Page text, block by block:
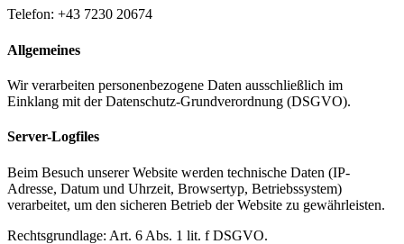
Telefon: +43 7230 20674
Allgemeines
Wir verarbeiten personenbezogene Daten ausschließlich im
Einklang mit der Datenschutz-Grundverordnung (DSGVO).
Server-Logfiles
Beim Besuch unserer Website werden technische Daten (IP-
Adresse, Datum und Uhrzeit, Browsertyp, Betriebssystem)
verarbeitet, um den sicheren Betrieb der Website zu gewährleisten.
Rechtsgrundlage: Art. 6 Abs. 1 lit. f DSGVO.